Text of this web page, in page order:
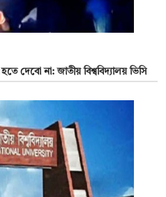
দেবো না: জাতীয় বিশ্ববিদ্যালয় ভিসি